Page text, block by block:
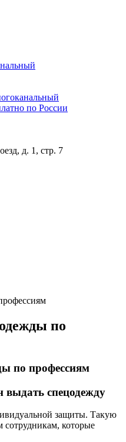
по России
д. 1, стр. 7
по
по профессиям
выдать спецодежду
защиты. Такую
сотрудникам, которые